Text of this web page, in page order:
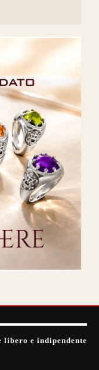
libero e indipendente